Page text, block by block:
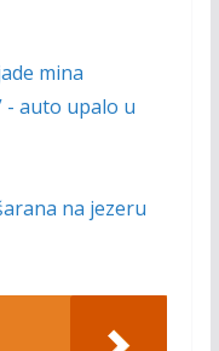
mina
- auto upalo u
na jezeru